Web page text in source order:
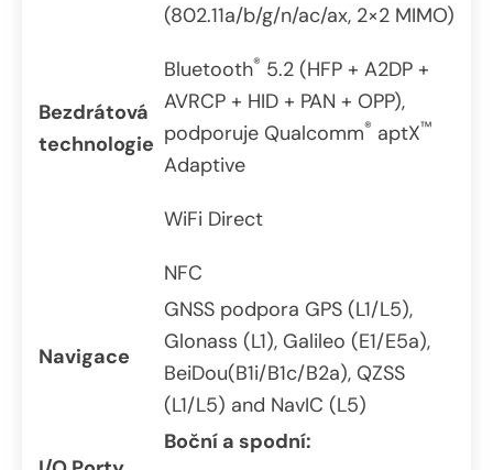
Bezdrátová
technologie
(802.11a/b/g/n/ac/ax, 2×2 MIMO)
Bluetooth® 5.2 (HFP + A2DP +
AVRCP + HID + PAN + OPP),
podporuje Qualcomm® aptX™
Adaptive
WiFi Direct
NFC
Navigace
GNSS podpora GPS (L1/L5),
Glonass (L1), Galileo (E1/E5a),
BeiDou(B1i/B1c/B2a), QZSS
(L1/L5) and NavIC (L5)
Boční a spodní: